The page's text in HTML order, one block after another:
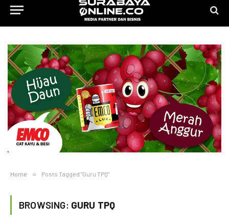
Home » Posts Tagged "Guru TPQ"
BROWSING: GURU TPQ